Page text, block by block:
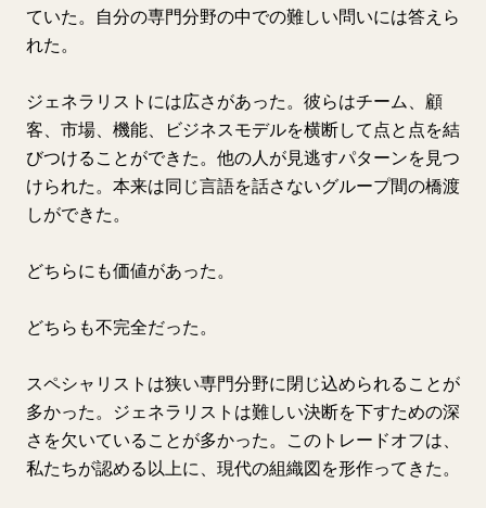
ていた。自分の専門分野の中での難しい問いには答えら
れた。
ジェネラリストには広さがあった。彼らはチーム、顧
客、市場、機能、ビジネスモデルを横断して点と点を結
びつけることができた。他の人が見逃すパターンを見つ
けられた。本来は同じ言語を話さないグループ間の橋渡
しができた。
どちらにも価値があった。
どちらも不完全だった。
スペシャリストは狭い専門分野に閉じ込められることが
多かった。ジェネラリストは難しい決断を下すための深
さを欠いていることが多かった。このトレードオフは、
私たちが認める以上に、現代の組織図を形作ってきた。